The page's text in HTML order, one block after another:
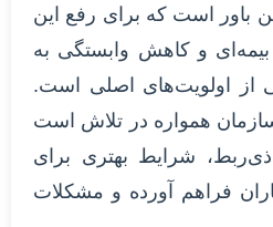
باور است که برای رفع این
و کاهش وابستگی به
از اولویت‌های اصلی است.
همواره در تلاش است
ذی‌ربط، شرایط بهتری برای
فراهم آورده و مشکلات